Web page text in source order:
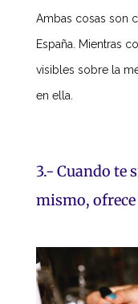
Ambas cosas son
España. Mientras
visibles sobre la
en ella.
3.- Cuando te
mismo,